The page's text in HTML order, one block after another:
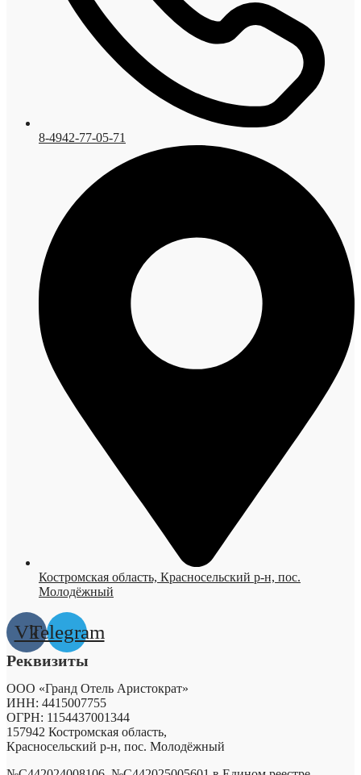
8-4942-77-05-71
Костромская область, Красносельский р-н, пос.
Молодёжный
VkTelegram
Реквизиты
ООО «Гранд Отель Аристократ»
ИНН: 4415007755
ОГРН: 1154437001344
157942 Костромская область,
Красносельский р-н, пос. Молодёжный